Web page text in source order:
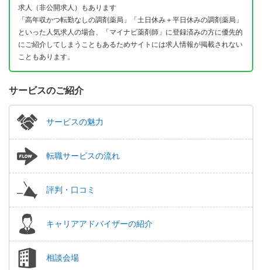
求人（非公開求人）もあります
「高年収かつ転勤なしの調剤薬局」「土日休み＋平日休みの調剤薬局」
といった人気求人の場合、「マイナビ薬剤師」に登録済みの方に優先的
にご紹介してしまうこともあるためサイトには求人情報が掲載されない
こともあります。
サービスのご紹介
サービスの魅力
転職サービスの流れ
評判・口コミ
キャリアアドバイザーの紹介
相談会場